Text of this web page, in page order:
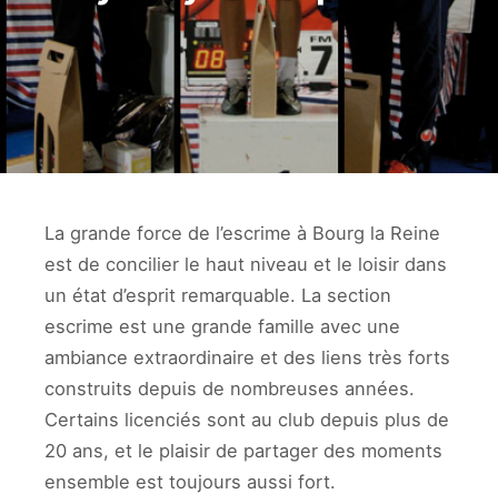
La grande force de l’escrime à Bourg la Reine
est de concilier le haut niveau et le loisir dans
un état d’esprit remarquable. La section
escrime est une grande famille avec une
ambiance extraordinaire et des liens très forts
construits depuis de nombreuses années.
Certains licenciés sont au club depuis plus de
20 ans, et le plaisir de partager des moments
ensemble est toujours aussi fort.